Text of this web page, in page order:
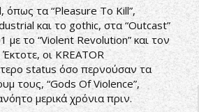
όπως τα “Pleasure To Kill”,
και το gothic, στα “Outcast”
με το “Violent Revolution” και τον
οι KREATOR
status όσο περνούσαν τα
τους, “Gods Of Violence”,
μερικά χρόνια πριν.